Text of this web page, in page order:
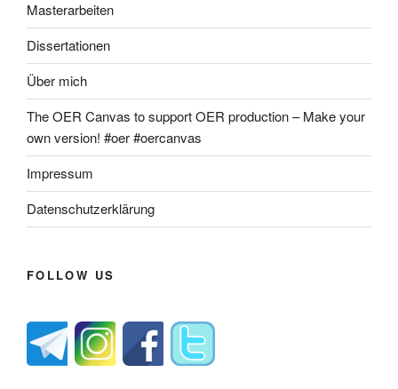
Masterarbeiten
Dissertationen
Über mich
The OER Canvas to support OER production – Make your
own version! #oer #oercanvas
Impressum
Datenschutzerklärung
FOLLOW US